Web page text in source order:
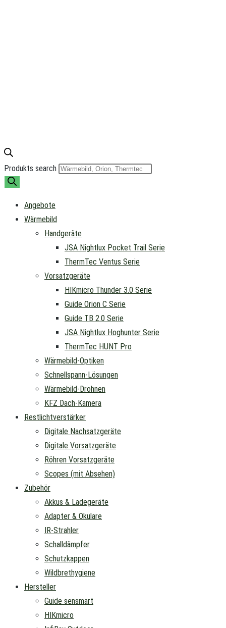
Produkts search
Angebote
Wärmebild
Handgeräte
JSA Nightlux Pocket Trail Serie
ThermTec Ventus Serie
Vorsatzgeräte
HIKmicro Thunder 3.0 Serie
Guide Orion C Serie
Guide TB 2.0 Serie
JSA Nightlux Hoghunter Serie
ThermTec HUNT Pro
Wärmebild-Optiken
Schnellspann-Lösungen
Wärmebild-Drohnen
KFZ Dach-Kamera
Restlichtverstärker
Digitale Nachsatzgeräte
Digitale Vorsatzgeräte
Röhren Vorsatzgeräte
Scopes (mit Absehen)
Zubehör
Akkus & Ladegeräte
Adapter & Okulare
IR-Strahler
Schalldämpfer
Schutzkappen
Wildbrethygiene
Hersteller
Guide sensmart
HIKmicro